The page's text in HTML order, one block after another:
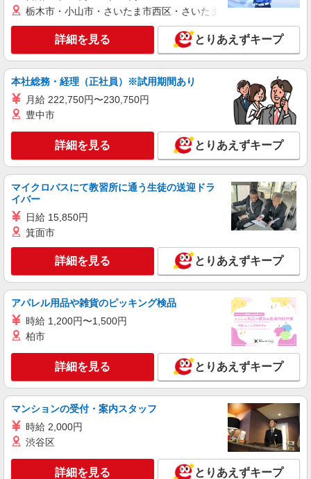
栃木市・小山市・さいたま市西区・さいたま市岩槻区・久喜市・
詳細を見る とりあえずキープ
本社総務・経理（正社員）※試用期間あり
月給 222,750円〜230,750円
豊中市
詳細を見る とりあえずキープ
マイクロバスにて教習所に通う生徒の送迎ドラ
イバー
日給 15,850円
箕面市
詳細を見る とりあえずキープ
アパレル用品や雑貨のピッキング検品
時給 1,200円〜1,500円
柏市
詳細を見る とりあえずキープ
マンションの受付・案内スタッフ
時給 2,000円
渋谷区
詳細を見る とりあえずキープ